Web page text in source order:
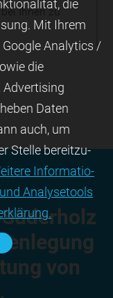
Ihnen zu
von
.
die
Mit Ihrem
Analytics /
die
Daten
auch, um
Stelle bereit­zu­
Infor­matio­
Ana­lyse­tools